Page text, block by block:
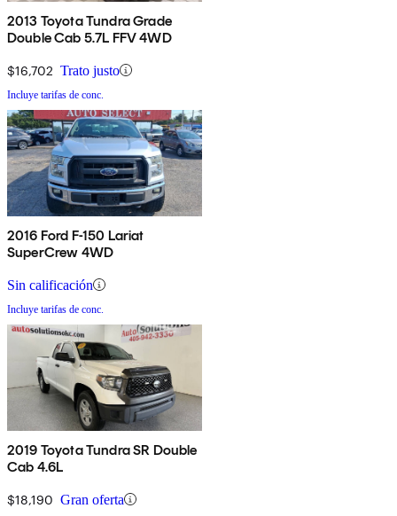
2013 Toyota Tundra Grade
Double Cab 5.7L FFV 4WD
$16,702 Trato justo
Incluye tarifas de conc.
2016 Ford F-150 Lariat
SuperCrew 4WD
Sin calificación
Incluye tarifas de conc.
2019 Toyota Tundra SR Double
Cab 4.6L
$18,190 Gran oferta